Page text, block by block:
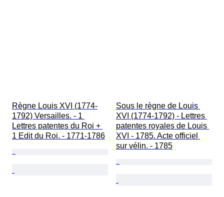
Règne Louis XVI (1774-
1792) Versailles. - 1
Lettres patentes du Roi +
1 Edit du Roi. - 1771-1786
Sous le règne de Louis
XVI (1774-1792) - Lettres
patentes royales de Louis
XVI - 1785. Acte officiel
sur vélin. - 1785